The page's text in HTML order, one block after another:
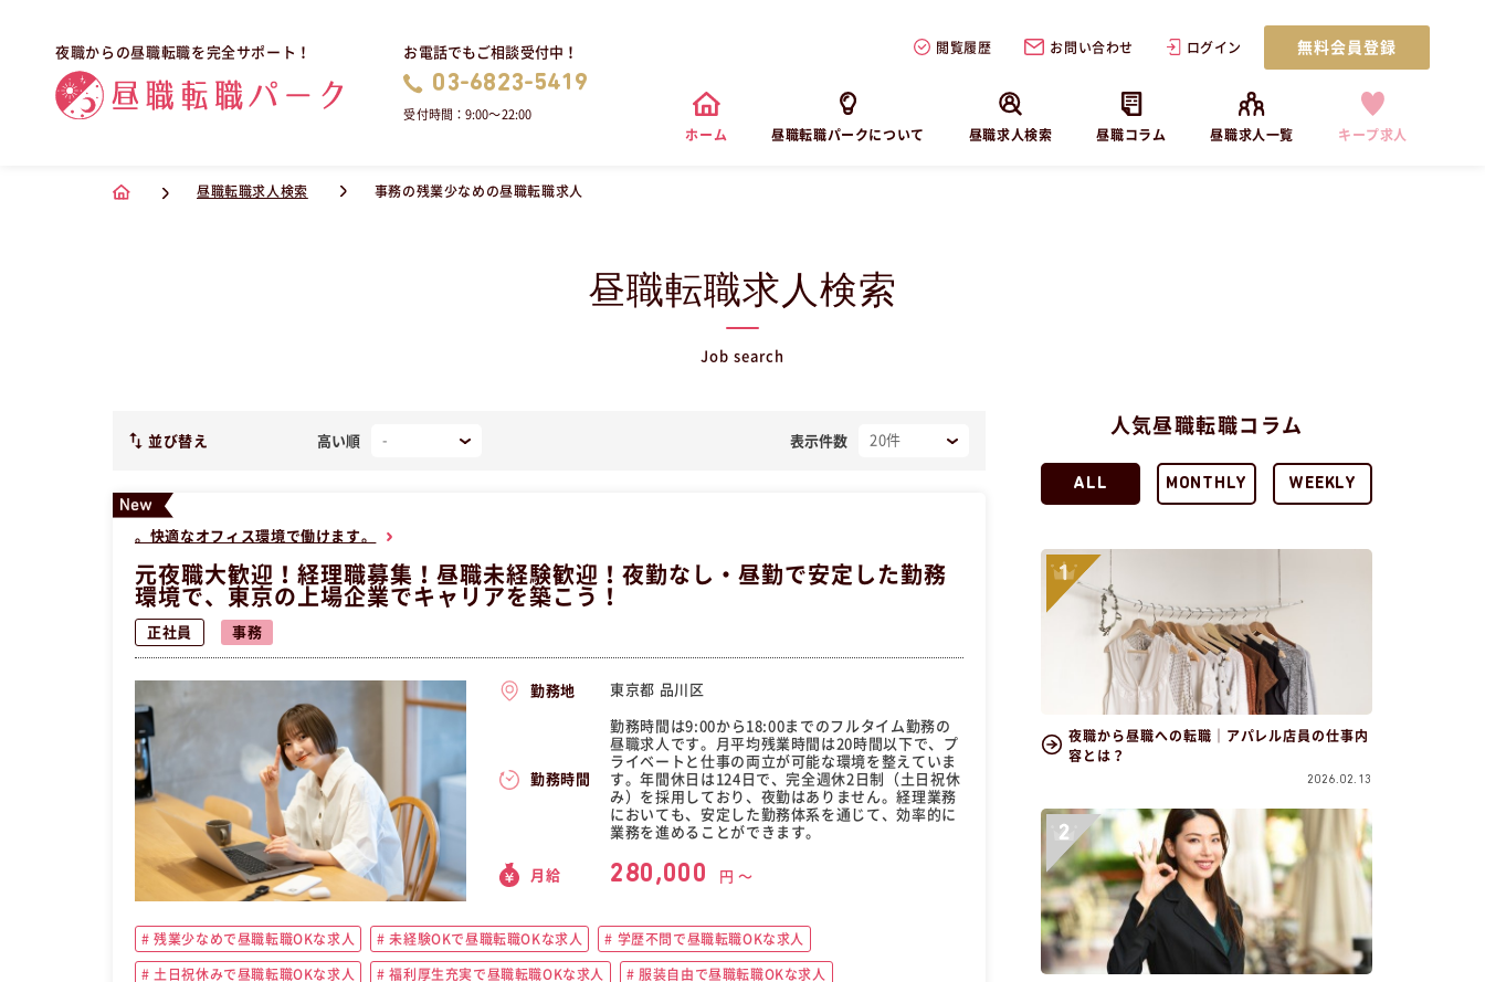
夜職からの昼職転職を完全サポート！ お電話でもご相談受付中！
03-6823-5419
受付時間：9:00〜22:00
閲覧履歴 お問い合わせ ログイン 無料会員登録
ホーム 昼職転職パークについて 昼職求人検索 昼職コラム 昼職求人一覧 キープ求人
昼職転職求人検索 事務の残業少なめの昼職転職求人
昼職転職求人検索
Job search
並び替え 高い順 表示件数
。快適なオフィス環境で働けます。
元夜職大歓迎！経理職募集！昼職未経験歓迎！夜勤なし・昼勤で安定した勤務
環境で、東京の上場企業でキャリアを築こう！
正社員 事務
勤務地 東京都 品川区
勤務時間
勤務時間は9:00から18:00までのフルタイム勤務の
昼職求人です。月平均残業時間は20時間以下で、プ
ライベートと仕事の両立が可能な環境を整えていま
す。年間休日は124日で、完全週休2日制（土日祝休
み）を採用しており、夜勤はありません。経理業務
においても、安定した勤務体系を通じて、効率的に
業務を進めることができます。
月給 280,000 円 〜
残業少なめで昼職転職OKな求人 未経験OKで昼職転職OKな求人 学歴不問で昼職転職OKな求人
土日祝休みで昼職転職OKな求人 福利厚生充実で昼職転職OKな求人 服装自由で昼職転職OKな求人
人気昼職転職コラム
ALL MONTHLY WEEKLY
夜職から昼職への転職｜アパレル店員の仕事内
容とは？
2026.02.13